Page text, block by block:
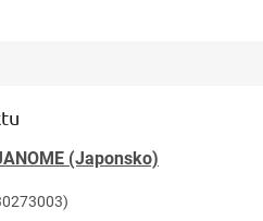
(Japonsko)